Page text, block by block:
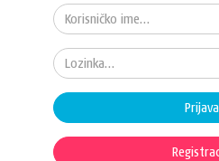
Prijava